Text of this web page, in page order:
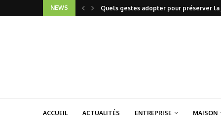
NEWS Quels gestes adopter pour préserver
ACCUEIL ACTUALITÉS ENTREPRISE MAISON